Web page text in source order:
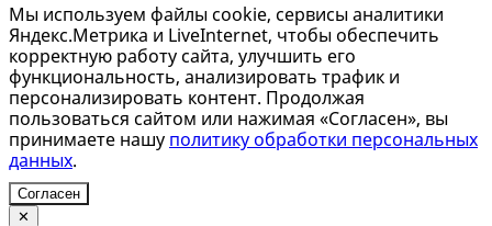
Мы используем файлы cookie, сервисы аналитики
Яндекс.Метрика и LiveInternet, чтобы обеспечить
корректную работу сайта, улучшить его
функциональность, анализировать трафик и
персонализировать контент. Продолжая
пользоваться сайтом или нажимая «Согласен», вы
принимаете нашу политику обработки персональных
данных.
Согласен
✕